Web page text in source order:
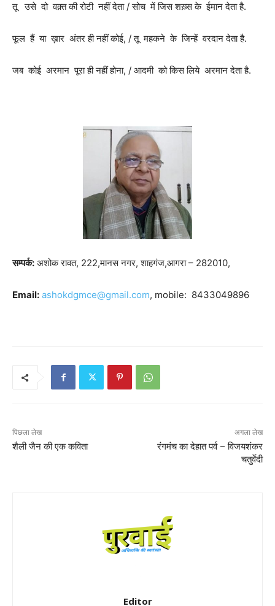
तू उसे दो वक़्त की रोटी नहीं देता / सोच में जिस शख़्स के ईमान देता है.
फूल हैं या ख़ार अंतर ही नहीं कोई, / तू महकने के जिन्हें वरदान देता है.
जब कोई अरमान पूरा ही नहीं होना, / आदमी को किस लिये अरमान देता है.
सम्पर्क: अशोक रावत, 222,मानस नगर, शाहगंज,आगरा – 282010,
Email: ashokdgmce@gmail.com, mobile: 8433049896
पिछला लेख
शैली जैन की एक कविता
अगला लेख
रंगमंच का देहात पर्व – विजयशंकर
चतुर्वेदी
Editor